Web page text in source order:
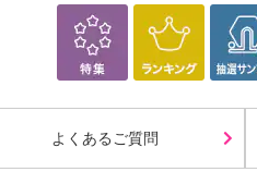
よくあるご質問